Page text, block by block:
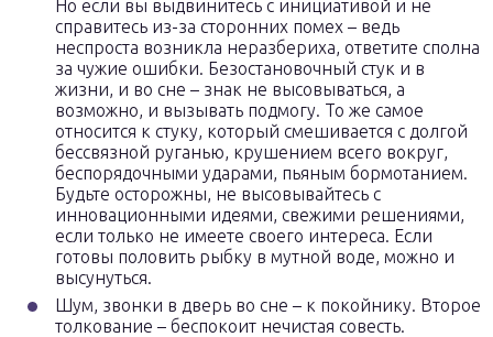
Но если вы выдвинитесь с инициативой и не
справитесь из-за сторонних помех – ведь
неспроста возникла неразбериха, ответите сполна
за чужие ошибки. Безостановочный стук и в
жизни, и во сне – знак не высовываться, а
возможно, и вызывать подмогу. То же самое
относится к стуку, который смешивается с долгой
бессвязной руганью, крушением всего вокруг,
беспорядочными ударами, пьяным бормотанием.
Будьте осторожны, не высовывайтесь с
инновационными идеями, свежими решениями,
если только не имеете своего интереса. Если
готовы половить рыбку в мутной воде, можно и
высунуться.
Шум, звонки в дверь во сне – к покойнику. Второе
толкование – беспокоит нечистая совесть.